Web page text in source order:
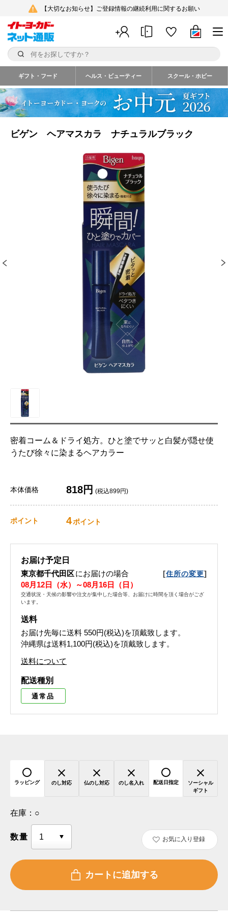
【大切なお知らせ】ご登録情報の継続利用に関するお願い
ギフト・フード ヘルス・ビューティー スクール・ホビー
ビゲン ヘアマスカラ ナチュラルブラック
密着コーム＆ドライ処方。ひと塗でサッと白髪が隠せ使
うたび徐々に染まるヘアカラー
本体価格 818円 (税込899円)
ポイント 4ポイント
お届け予定日
東京都千代田区にお届けの場合 [住所の変更]
08月12日（水）～08月16日（日）
交通状況・天候の影響や注文が集中した場合等、お届けに時間を頂く場合がござ
います。
送料
お届け先毎に送料 550円(税込)を頂戴致します。
沖縄県は送料1,100円(税込)を頂戴致します。
送料について
配送種別
通常品
ラッピング のし対応 仏のし対応 のし名入れ 配送日指定
ソーシャル
ギフト
在庫： ○
数量 お気に入り登録